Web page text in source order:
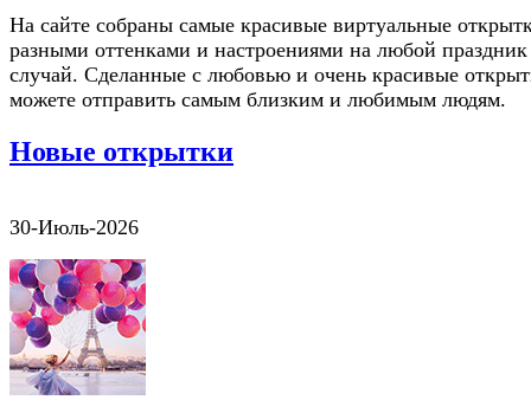
На сайте собраны самые красивые виртуальные
разными оттенками и настроениями на любой
случай. Сделанные с любовью и очень красивые
можете отправить самым близким и любимым людям.
Новые открытки
30-Июль-2026